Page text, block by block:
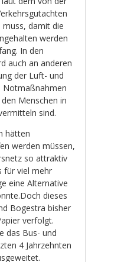
damit die
werden
In den
auch an anderen
der Luft- und
Notmaßnahmen
Menschen in
sind.
hätten
werden müssen,
so attraktiv
für viel mehr
eine Alternative
dieses
Bogestra bisher
verfolgt.
das Bus- und
4 Jahrzehnten